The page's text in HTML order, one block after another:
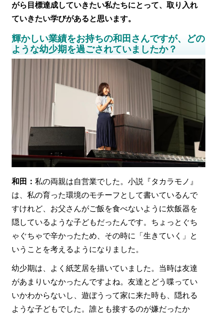
がら目標達成していきたい私たちにとって、取り入れ
ていきたい学びがあると思います。
輝かしい業績をお持ちの和田さんですが、どの
ような幼少期を過ごされていましたか？
和田：私の両親は自営業でした。小説『タカラモノ』
は、私の育った環境のモチーフとして書いているんで
すけれど、お父さんがご飯を食べないように炊飯器を
隠しているような子どもだったんです。ちょっとぐち
ゃぐちゃで辛かったため、その時に「生きていく」と
いうことを考えるようになりました。
幼少期は、よく紙芝居を描いていました。当時は友達
があまりいなかったんですよね。友達とどう喋ってい
いかわからないし、遊ぼうって家に来た時も、隠れる
ような子どもでした。誰とも接するのが嫌だったか